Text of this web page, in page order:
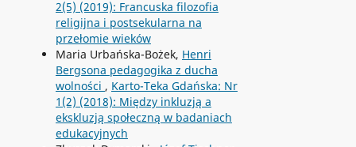
2(5) (2019): Francuska filozofia
religijna i postsekularna na
przełomie wieków
Maria Urbańska-Bożek, Henri
Bergsona pedagogika z ducha
wolności , Karto-Teka Gdańska: Nr
1(2) (2018): Między inkluzją a
ekskluzją społeczną w badaniach
edukacyjnych